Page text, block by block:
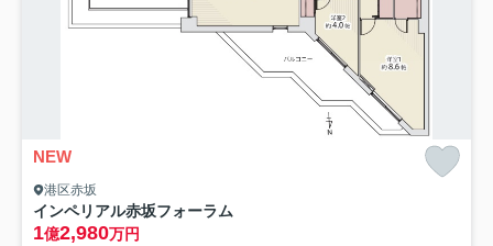
NEW
港区赤坂
インペリアル赤坂フォーラム
1億2,980万円